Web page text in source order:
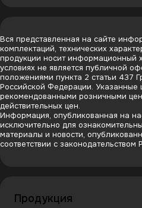
Вся представленная на сайте
комплектаций, технических
продукции носит информационный
условиях не является публичной
положениями пункта 2 статьи 437
Российской Федерации. Указанные
рекомендованными розничными
действительных цен.
Информация, опубликованная на
исключительно для
материалы и новости,
соответствии с
Продукция